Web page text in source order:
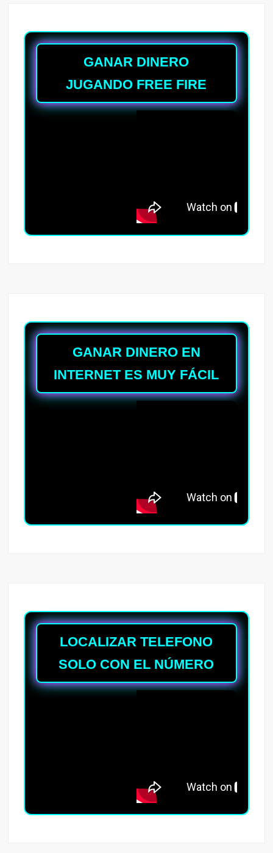
GANAR DINERO
JUGANDO FREE FIRE
GANAR DINERO EN
INTERNET ES MUY FÁCIL
LOCALIZAR TELEFONO
SOLO CON EL NÚMERO